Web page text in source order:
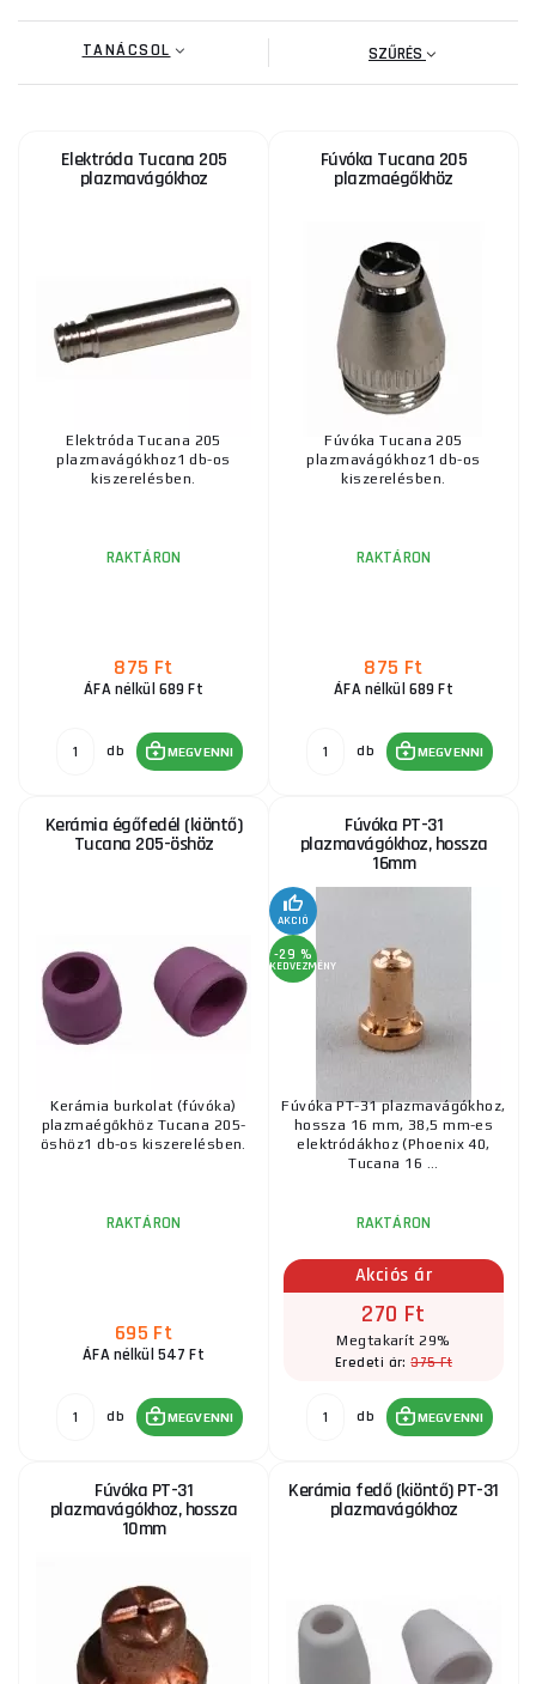
RAKTÁRON 910 Ft
Rövid A 101-es elektróda LT101 égőhöz
Rövid fúvókaátmérő 1,2 mm az LT81 esetében
1 585 Ft
A-81 A80 P80 P-81 Elektróda
RAKTÁRON 660 Ft
RAKTÁRON 340 Ft
Fúvóka PT-31 plazmavágókhoz, hossza 16mm
RAKTÁRON ks
Rövid fúvókaátmérő 1,0 mm az LT81 esetében
1 585 Ft
Rövid fúvókaátmérő 1,1 mm az LT81 esetében
1 675 Ft
Scheppach tartozékok PLC40-hez (14 darabos
RAKTÁRON MEGVENNI 6 925 Ft
Fúvóka 1,1mm, A-101 / A-141 (TF-141) számára.
RAKTÁRON MEGVENNI 820 Ft
TANÁCSOL SZŰRÉS
Elektróda Tucana 205
plazmavágókhoz
Elektróda Tucana 205
plazmavágókhoz1 db-os
kiszerelésben.
RAKTÁRON
875 Ft
ÁFA nélkül 689 Ft
db MEGVENNI
Fúvóka Tucana 205
plazmaégőkhöz
Fúvóka Tucana 205
plazmavágókhoz1 db-os
kiszerelésben.
RAKTÁRON
875 Ft
ÁFA nélkül 689 Ft
db MEGVENNI
Kerámia égőfedél (kiöntő)
Tucana 205-öshöz
Kerámia burkolat (fúvóka)
plazmaégőkhöz Tucana 205-
öshöz1 db-os kiszerelésben.
RAKTÁRON
695 Ft
ÁFA nélkül 547 Ft
db MEGVENNI
Fúvóka PT-31
plazmavágókhoz, hossza
16mm
AKCIÓ
-29 %
KEDVEZMÉNY
Fúvóka PT-31 plazmavágókhoz,
hossza 16 mm, 38,5 mm-es
elektródákhoz (Phoenix 40,
Tucana 16 ...
RAKTÁRON
Akciós ár
270 Ft
Megtakarít 29%
Eredeti ár:375 Ft
db MEGVENNI
Fúvóka PT-31
plazmavágókhoz, hossza
10mm
Kerámia fedő (kiöntő) PT-31
plazmavágókhoz